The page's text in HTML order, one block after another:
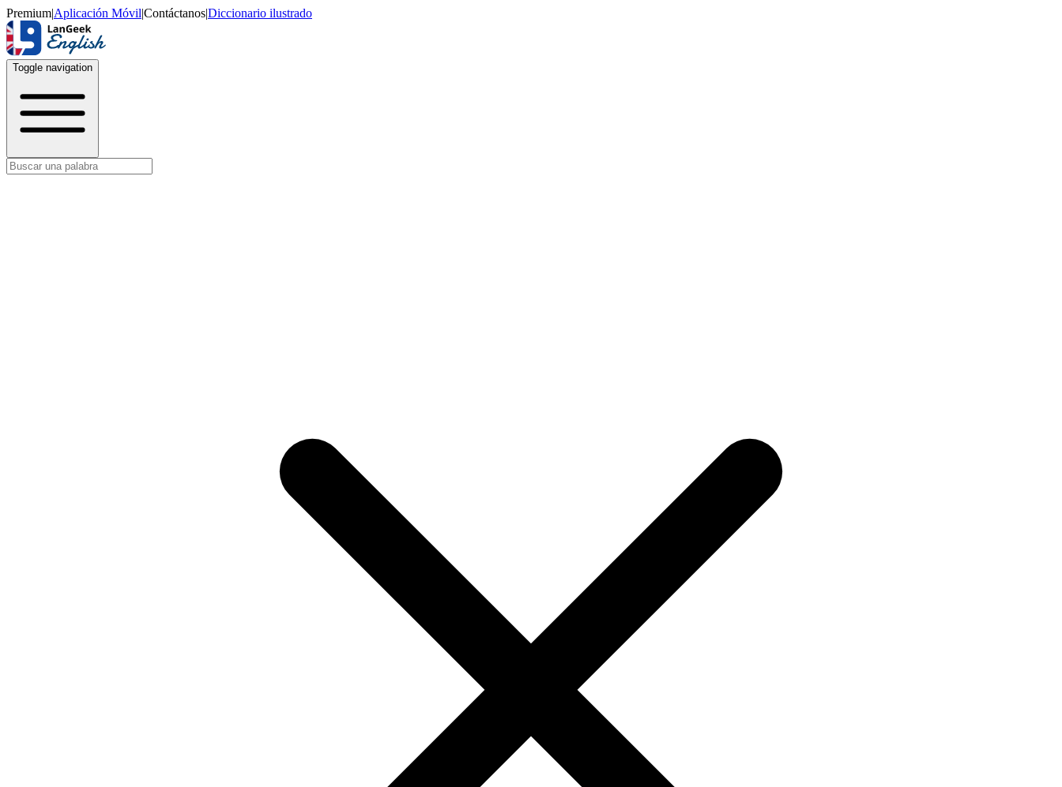
Premium|Aplicación Móvil|Contáctanos|Diccionario ilustrado
Toggle navigation